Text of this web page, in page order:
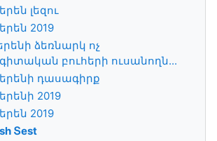
լեզու
2019
ձեռնարկ ոչ
բուհերի ուսանողն...
դասագիրք
2019
2019
Տest